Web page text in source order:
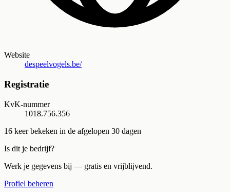
Website
despeelvogels.be/
Registratie
KvK-nummer
1018.756.356
16 keer bekeken in de afgelopen 30 dagen
Is dit je bedrijf?
Werk je gegevens bij — gratis en vrijblijvend.
Profiel beheren